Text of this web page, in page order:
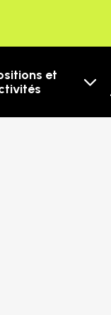
et